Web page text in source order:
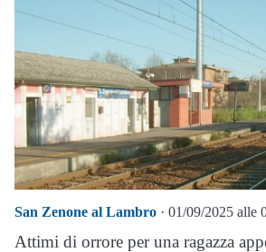
San Zenone al Lambro · 01/09/2025 alle
Attimi di orrore per una ragazza